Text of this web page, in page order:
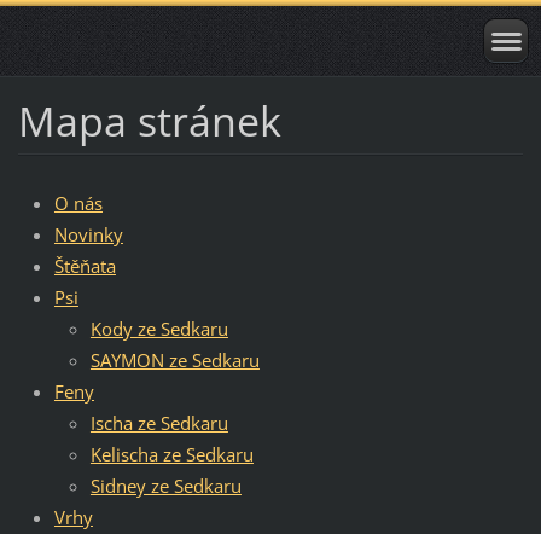
Mapa stránek
O nás
Novinky
Štěňata
Psi
Kody ze Sedkaru
SAYMON ze Sedkaru
Feny
Ischa ze Sedkaru
Kelischa ze Sedkaru
Sidney ze Sedkaru
Vrhy